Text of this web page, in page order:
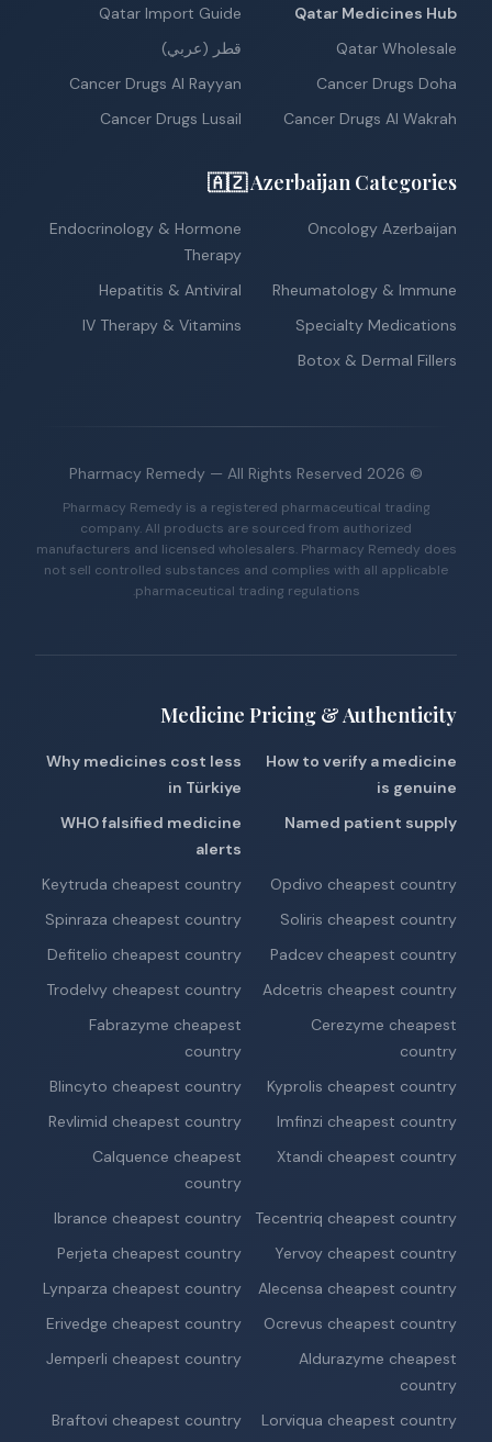
Qatar Medicines Hub
Qatar Import Guide
Qatar Wholesale
قطر (عربي)
Cancer Drugs Doha
Cancer Drugs Al Rayyan
Cancer Drugs Al Wakrah
Cancer Drugs Lusail
🇦🇿 Azerbaijan Categories
Oncology Azerbaijan
Endocrinology & Hormone
Therapy
Rheumatology & Immune
Hepatitis & Antiviral
Specialty Medications
IV Therapy & Vitamins
Botox & Dermal Fillers
©
2026
Pharmacy Remedy — All Rights Reserved
Pharmacy Remedy is a registered pharmaceutical trading
company. All products are sourced from authorized
manufacturers and licensed wholesalers. Pharmacy Remedy does
not sell controlled substances and complies with all applicable
pharmaceutical trading regulations.
Medicine Pricing & Authenticity
Why medicines cost less
in Türkiye
How to verify a medicine
is genuine
WHO falsified medicine
alerts
Named patient supply
Keytruda cheapest country
Opdivo cheapest country
Spinraza cheapest country
Soliris cheapest country
Defitelio cheapest country
Padcev cheapest country
Trodelvy cheapest country
Adcetris cheapest country
Fabrazyme cheapest
country
Cerezyme cheapest
country
Blincyto cheapest country
Kyprolis cheapest country
Revlimid cheapest country
Imfinzi cheapest country
Calquence cheapest
country
Xtandi cheapest country
Ibrance cheapest country
Tecentriq cheapest country
Perjeta cheapest country
Yervoy cheapest country
Lynparza cheapest country
Alecensa cheapest country
Erivedge cheapest country
Ocrevus cheapest country
Jemperli cheapest country
Aldurazyme cheapest
country
Braftovi cheapest country
Lorviqua cheapest country